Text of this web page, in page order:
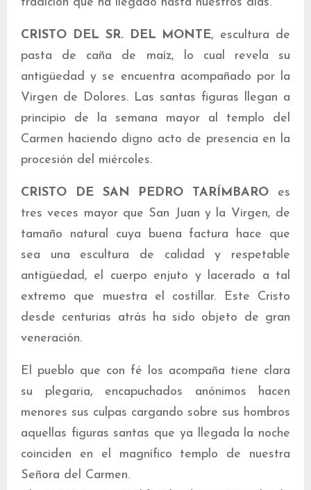
CRISTO DEL SR. DEL MONTE, escultura de
pasta de caña de maíz, lo cual revela su
antigüedad y se encuentra acompañado por la
Virgen de Dolores. Las santas figuras llegan a
principio de la semana mayor al templo del
Carmen haciendo digno acto de presencia en la
procesión del miércoles.
CRISTO DE SAN PEDRO TARÍMBARO es
tres veces mayor que San Juan y la Virgen, de
tamaño natural cuya buena factura hace que
sea una escultura de calidad y respetable
antigüedad, el cuerpo enjuto y lacerado a tal
extremo que muestra el costillar. Este Cristo
desde centurias atrás ha sido objeto de gran
veneración.
El pueblo que con fé los acompaña tiene clara
su plegaria, encapuchados anónimos hacen
menores sus culpas cargando sobre sus hombros
aquellas figuras santas que ya llegada la noche
coinciden en el magnífico templo de nuestra
Señora del Carmen.